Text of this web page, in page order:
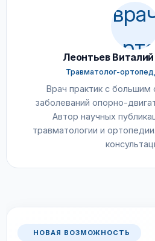
Леонтьев
Травматолог-
Врач практик с большим
заболеваний опорно-
Автор научных
травматологии и
НОВАЯ ВОЗМОЖНОСТЬ